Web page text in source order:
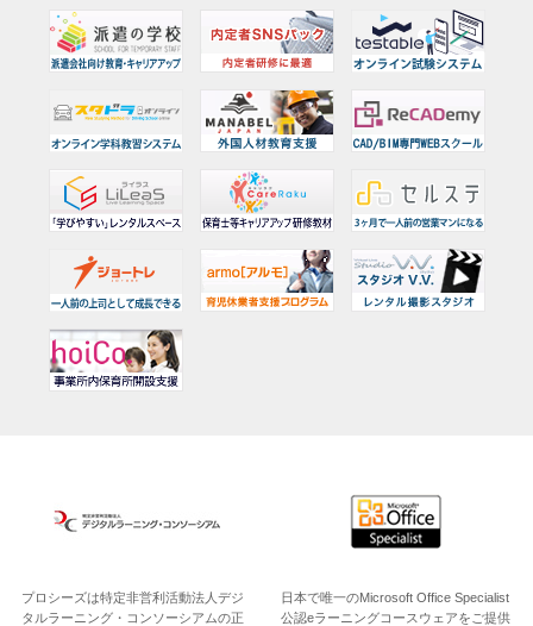
プロシーズは特定非営利活動法人デジ
タルラーニング・コンソーシアムの正
日本で唯一のMicrosoft Office Specialist
公認eラーニングコースウェアをご提供